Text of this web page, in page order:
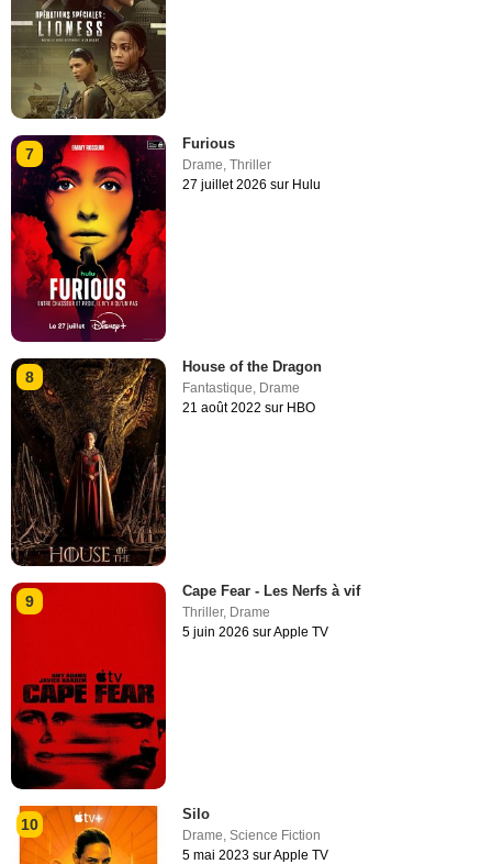
7
Furious
Drame,Thriller
27 juillet 2026 sur Hulu
8
House of the Dragon
Fantastique, Drame
21 août 2022 sur HBO
9
Cape Fear - Les Nerfs à vif
Thriller, Drame
5 juin 2026 sur Apple TV
10
Silo
Drame,Science Fiction
5 mai 2023 sur Apple TV